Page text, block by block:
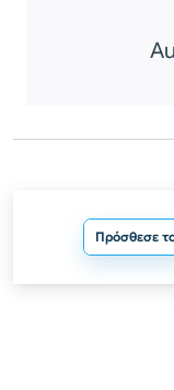
Πρόσθεσε